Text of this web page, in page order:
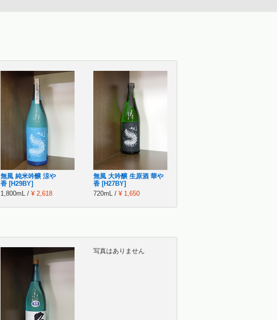
無風 純米吟醸 涼や
香 [H29BY]
1,800mL / ¥ 2,618
無風 大吟醸 生原酒 華や
香 [H27BY]
720mL / ¥ 1,650
写真はありません